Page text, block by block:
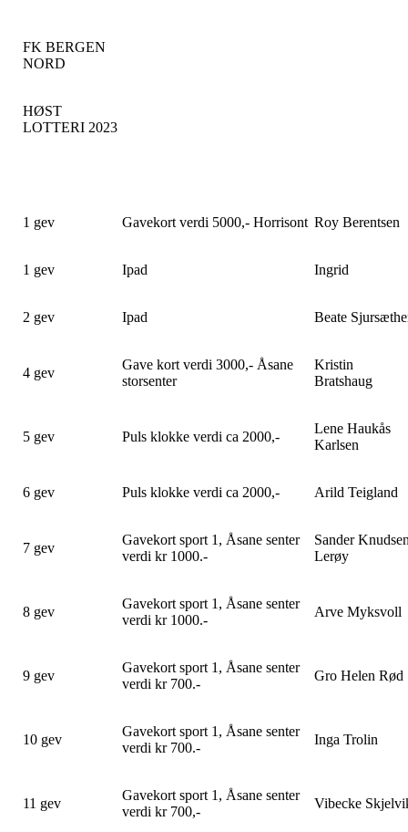
FK BERGEN
NORD
HØST
LOTTERI 2023
1 gev Gavekort verdi 5000,- Horrisont Roy Berentsen
1 gev Ipad Ingrid
2 gev Ipad Beate
4 gev
Gave kort verdi 3000,- Åsane
storsenter
Kristin
Bratshaug
5 gev Puls klokke verdi ca 2000,-
Lene Haukås
Karlsen
6 gev Puls klokke verdi ca 2000,- Arild Teigland
7 gev
Gavekort sport 1, Åsane senter
verdi kr 1000.-
Sander
Lerøy
8 gev
Gavekort sport 1, Åsane senter
verdi kr 1000.-
Arve Myksvoll
9 gev
Gavekort sport 1, Åsane senter
verdi kr 700.-
Gro Helen Rød
10 gev
Gavekort sport 1, Åsane senter
verdi kr 700.-
Inga Trolin
11 gev
Gavekort sport 1, Åsane senter
verdi kr 700,-
Vibecke